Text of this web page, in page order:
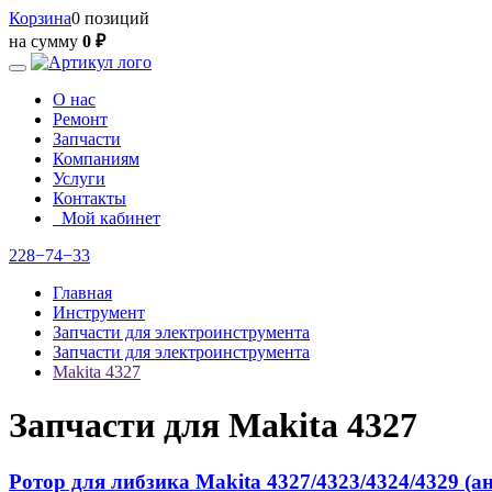
Корзина0 позиций
на сумму 0 ₽
О нас
Ремонт
Запчасти
Компаниям
Услуги
Контакты
Мой кабинет
228−74−33
Главная
Инструмент
Запчасти для электроинструмента
Запчасти для электроинструмента
Makita 4327
Запчасти для Makita 4327
Ротор для либзика Makita 4327/4323/4324/4329